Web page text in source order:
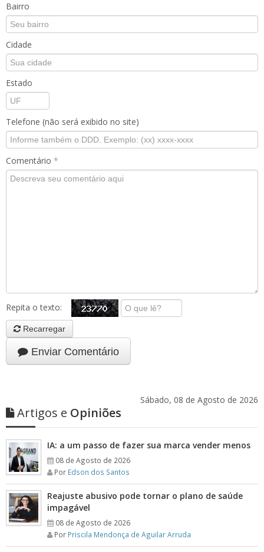
Bairro
Cidade
Estado
Telefone (não será exibido no site)
Comentário *
Repita o texto:
Recarregar
Enviar Comentário
Sábado, 08 de Agosto de 2026
Artigos e Opiniões
IA: a um passo de fazer sua marca vender menos
08 de Agosto de 2026
Por Edson dos Santos
Reajuste abusivo pode tornar o plano de saúde
impagável
08 de Agosto de 2026
Por Priscila Mendonça de Aguilar Arruda